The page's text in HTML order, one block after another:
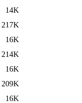
14K
217K
16K
214K
16K
209K
16K